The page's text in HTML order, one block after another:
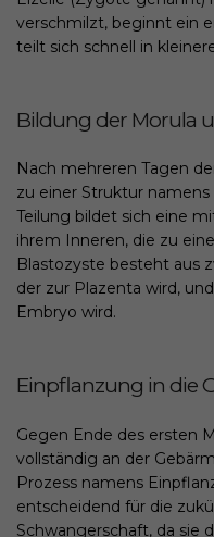
verschmilzt, beginnt ein
teilt sich schnell in
Bildung der Morula
Nach mehreren Tagen
zu einer Struktur
Teilung bildet sich eine
ihrem Inneren, die zu
Blastozyste besteht aus
der zur Plazenta wird,
Embryo wird.
Einpflanzung in die
Gegen Ende des ersten
vollständig an der
Prozess namens
entscheidend für die
Schwangerschaft, da sie